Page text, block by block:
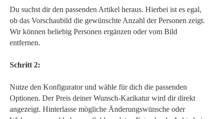
Du suchst dir den passenden Artikel heraus. Hierbei ist es egal,
ob das Vorschaubild die gewünschte Anzahl der Personen zeigt.
Wir können beliebig Personen ergänzen oder vom Bild
entfernen.
Schritt 2:
Nutze den Konfigurator und wähle für dich die passenden
Optionen. Der Preis deiner Wunsch-Karikatur wird dir direkt
angezeigt. Hinterlasse mögliche Änderungswünsche oder